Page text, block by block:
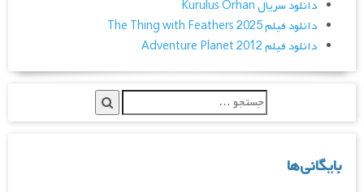
دانلود سریال Kurulus Orhan
دانلود فیلم The Thing with Feathers 2025
دانلود فیلم Adventure Planet 2012
بایگانی‌ها